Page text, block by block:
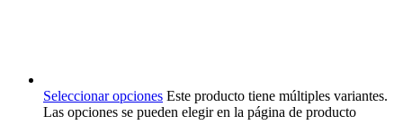
Seleccionar opciones Este producto tiene múltiples variantes.
Las opciones se pueden elegir en la página de producto